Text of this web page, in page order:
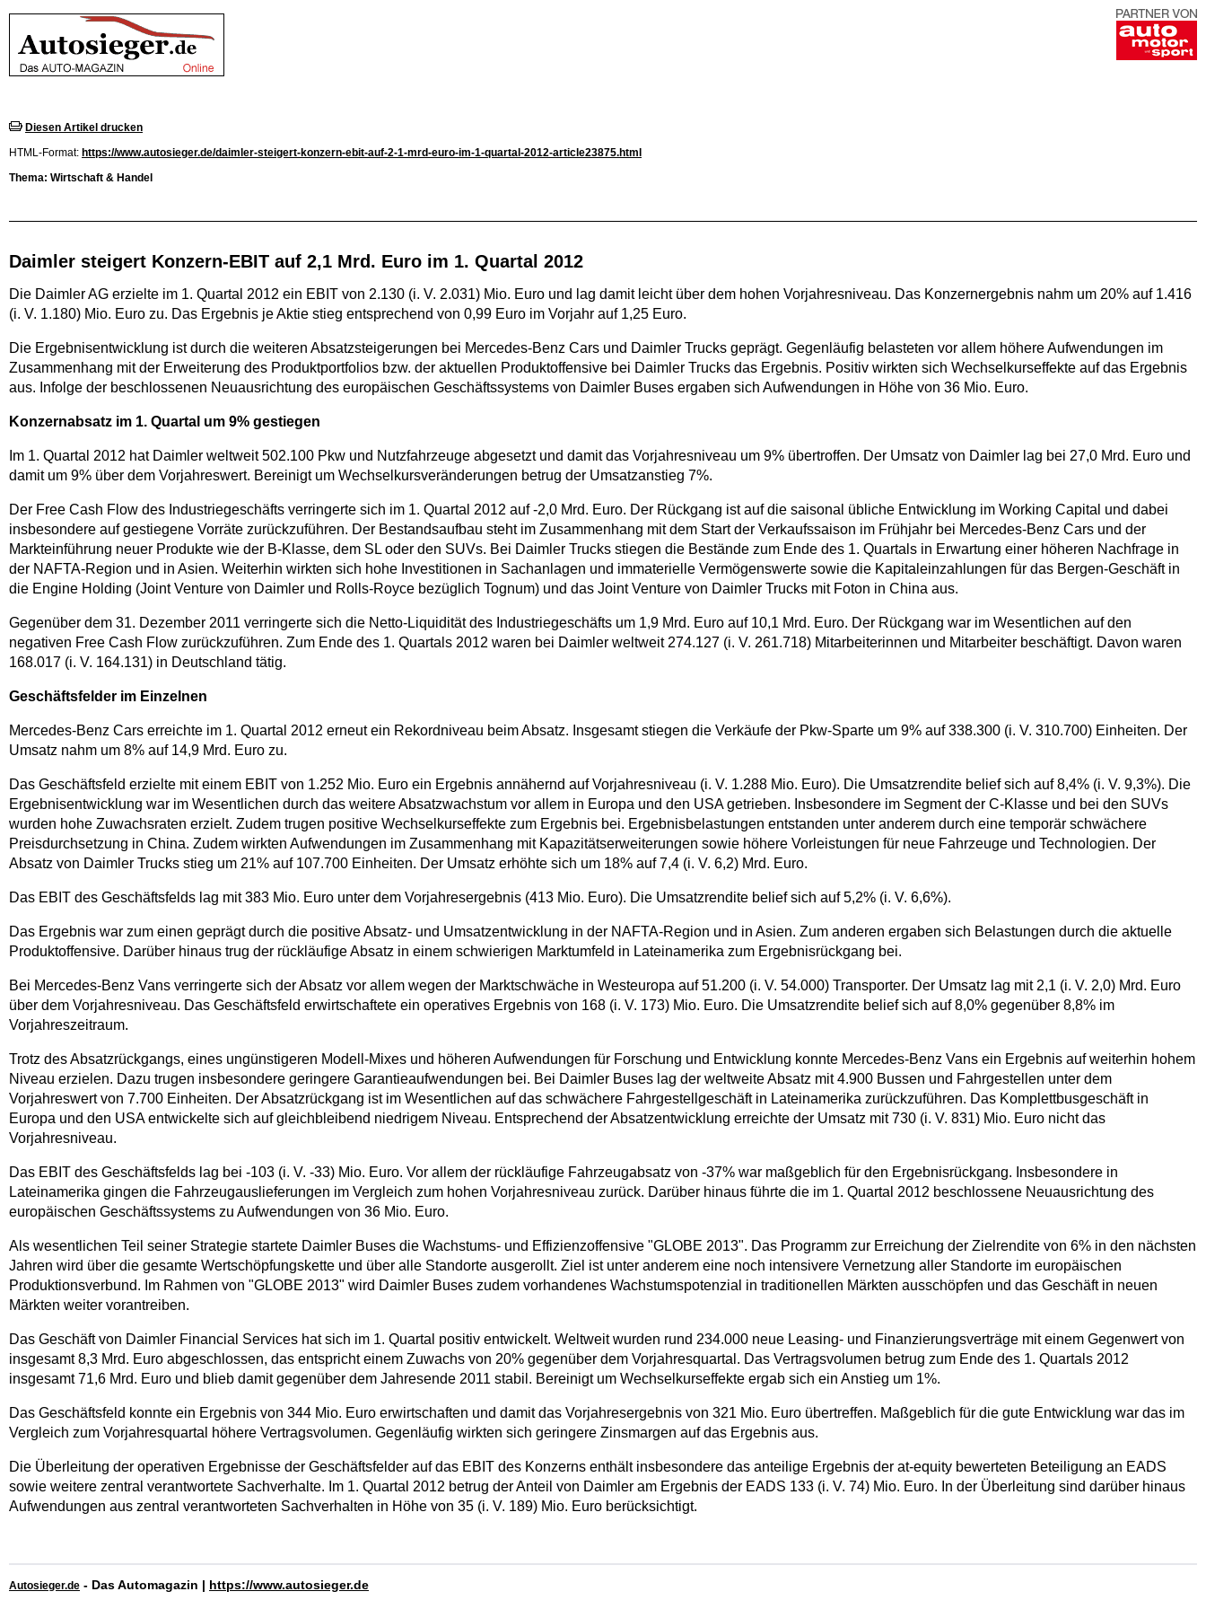
Diesen Artikel drucken
HTML-Format: https://www.autosieger.de/daimler-steigert-konzern-ebit-auf-2-1-mrd-euro-im-1-quartal-2012-article23875.html
Thema: Wirtschaft & Handel
Daimler steigert Konzern-EBIT auf 2,1 Mrd. Euro im 1. Quartal 2012
Die Daimler AG erzielte im 1. Quartal 2012 ein EBIT von 2.130 (i. V. 2.031) Mio. Euro und lag damit leicht über dem hohen Vorjahresniveau. Das Konzernergebnis nahm um 20% auf 1.416
(i. V. 1.180) Mio. Euro zu. Das Ergebnis je Aktie stieg entsprechend von 0,99 Euro im Vorjahr auf 1,25 Euro.
Die Ergebnisentwicklung ist durch die weiteren Absatzsteigerungen bei Mercedes-Benz Cars und Daimler Trucks geprägt. Gegenläufig belasteten vor allem höhere Aufwendungen im
Zusammenhang mit der Erweiterung des Produktportfolios bzw. der aktuellen Produktoffensive bei Daimler Trucks das Ergebnis. Positiv wirkten sich Wechselkurseffekte auf das Ergebnis
aus. Infolge der beschlossenen Neuausrichtung des europäischen Geschäftssystems von Daimler Buses ergaben sich Aufwendungen in Höhe von 36 Mio. Euro.
Konzernabsatz im 1. Quartal um 9% gestiegen
Im 1. Quartal 2012 hat Daimler weltweit 502.100 Pkw und Nutzfahrzeuge abgesetzt und damit das Vorjahresniveau um 9% übertroffen. Der Umsatz von Daimler lag bei 27,0 Mrd. Euro und
damit um 9% über dem Vorjahreswert. Bereinigt um Wechselkursveränderungen betrug der Umsatzanstieg 7%.
Der Free Cash Flow des Industriegeschäfts verringerte sich im 1. Quartal 2012 auf -2,0 Mrd. Euro. Der Rückgang ist auf die saisonal übliche Entwicklung im Working Capital und dabei
insbesondere auf gestiegene Vorräte zurückzuführen. Der Bestandsaufbau steht im Zusammenhang mit dem Start der Verkaufssaison im Frühjahr bei Mercedes-Benz Cars und der
Markteinführung neuer Produkte wie der B-Klasse, dem SL oder den SUVs. Bei Daimler Trucks stiegen die Bestände zum Ende des 1. Quartals in Erwartung einer höheren Nachfrage in
der NAFTA-Region und in Asien. Weiterhin wirkten sich hohe Investitionen in Sachanlagen und immaterielle Vermögenswerte sowie die Kapitaleinzahlungen für das Bergen-Geschäft in
die Engine Holding (Joint Venture von Daimler und Rolls-Royce bezüglich Tognum) und das Joint Venture von Daimler Trucks mit Foton in China aus.
Gegenüber dem 31. Dezember 2011 verringerte sich die Netto-Liquidität des Industriegeschäfts um 1,9 Mrd. Euro auf 10,1 Mrd. Euro. Der Rückgang war im Wesentlichen auf den
negativen Free Cash Flow zurückzuführen. Zum Ende des 1. Quartals 2012 waren bei Daimler weltweit 274.127 (i. V. 261.718) Mitarbeiterinnen und Mitarbeiter beschäftigt. Davon waren
168.017 (i. V. 164.131) in Deutschland tätig.
Geschäftsfelder im Einzelnen
Mercedes-Benz Cars erreichte im 1. Quartal 2012 erneut ein Rekordniveau beim Absatz. Insgesamt stiegen die Verkäufe der Pkw-Sparte um 9% auf 338.300 (i. V. 310.700) Einheiten. Der
Umsatz nahm um 8% auf 14,9 Mrd. Euro zu.
Das Geschäftsfeld erzielte mit einem EBIT von 1.252 Mio. Euro ein Ergebnis annähernd auf Vorjahresniveau (i. V. 1.288 Mio. Euro). Die Umsatzrendite belief sich auf 8,4% (i. V. 9,3%). Die
Ergebnisentwicklung war im Wesentlichen durch das weitere Absatzwachstum vor allem in Europa und den USA getrieben. Insbesondere im Segment der C-Klasse und bei den SUVs
wurden hohe Zuwachsraten erzielt. Zudem trugen positive Wechselkurseffekte zum Ergebnis bei. Ergebnisbelastungen entstanden unter anderem durch eine temporär schwächere
Preisdurchsetzung in China. Zudem wirkten Aufwendungen im Zusammenhang mit Kapazitätserweiterungen sowie höhere Vorleistungen für neue Fahrzeuge und Technologien. Der
Absatz von Daimler Trucks stieg um 21% auf 107.700 Einheiten. Der Umsatz erhöhte sich um 18% auf 7,4 (i. V. 6,2) Mrd. Euro.
Das EBIT des Geschäftsfelds lag mit 383 Mio. Euro unter dem Vorjahresergebnis (413 Mio. Euro). Die Umsatzrendite belief sich auf 5,2% (i. V. 6,6%).
Das Ergebnis war zum einen geprägt durch die positive Absatz- und Umsatzentwicklung in der NAFTA-Region und in Asien. Zum anderen ergaben sich Belastungen durch die aktuelle
Produktoffensive. Darüber hinaus trug der rückläufige Absatz in einem schwierigen Marktumfeld in Lateinamerika zum Ergebnisrückgang bei.
Bei Mercedes-Benz Vans verringerte sich der Absatz vor allem wegen der Marktschwäche in Westeuropa auf 51.200 (i. V. 54.000) Transporter. Der Umsatz lag mit 2,1 (i. V. 2,0) Mrd. Euro
über dem Vorjahresniveau. Das Geschäftsfeld erwirtschaftete ein operatives Ergebnis von 168 (i. V. 173) Mio. Euro. Die Umsatzrendite belief sich auf 8,0% gegenüber 8,8% im
Vorjahreszeitraum.
Trotz des Absatzrückgangs, eines ungünstigeren Modell-Mixes und höheren Aufwendungen für Forschung und Entwicklung konnte Mercedes-Benz Vans ein Ergebnis auf weiterhin hohem
Niveau erzielen. Dazu trugen insbesondere geringere Garantieaufwendungen bei. Bei Daimler Buses lag der weltweite Absatz mit 4.900 Bussen und Fahrgestellen unter dem
Vorjahreswert von 7.700 Einheiten. Der Absatzrückgang ist im Wesentlichen auf das schwächere Fahrgestellgeschäft in Lateinamerika zurückzuführen. Das Komplettbusgeschäft in
Europa und den USA entwickelte sich auf gleichbleibend niedrigem Niveau. Entsprechend der Absatzentwicklung erreichte der Umsatz mit 730 (i. V. 831) Mio. Euro nicht das
Vorjahresniveau.
Das EBIT des Geschäftsfelds lag bei -103 (i. V. -33) Mio. Euro. Vor allem der rückläufige Fahrzeugabsatz von -37% war maßgeblich für den Ergebnisrückgang. Insbesondere in
Lateinamerika gingen die Fahrzeugauslieferungen im Vergleich zum hohen Vorjahresniveau zurück. Darüber hinaus führte die im 1. Quartal 2012 beschlossene Neuausrichtung des
europäischen Geschäftssystems zu Aufwendungen von 36 Mio. Euro.
Als wesentlichen Teil seiner Strategie startete Daimler Buses die Wachstums- und Effizienzoffensive "GLOBE 2013". Das Programm zur Erreichung der Zielrendite von 6% in den nächsten
Jahren wird über die gesamte Wertschöpfungskette und über alle Standorte ausgerollt. Ziel ist unter anderem eine noch intensivere Vernetzung aller Standorte im europäischen
Produktionsverbund. Im Rahmen von "GLOBE 2013" wird Daimler Buses zudem vorhandenes Wachstumspotenzial in traditionellen Märkten ausschöpfen und das Geschäft in neuen
Märkten weiter vorantreiben.
Das Geschäft von Daimler Financial Services hat sich im 1. Quartal positiv entwickelt. Weltweit wurden rund 234.000 neue Leasing- und Finanzierungsverträge mit einem Gegenwert von
insgesamt 8,3 Mrd. Euro abgeschlossen, das entspricht einem Zuwachs von 20% gegenüber dem Vorjahresquartal. Das Vertragsvolumen betrug zum Ende des 1. Quartals 2012
insgesamt 71,6 Mrd. Euro und blieb damit gegenüber dem Jahresende 2011 stabil. Bereinigt um Wechselkurseffekte ergab sich ein Anstieg um 1%.
Das Geschäftsfeld konnte ein Ergebnis von 344 Mio. Euro erwirtschaften und damit das Vorjahresergebnis von 321 Mio. Euro übertreffen. Maßgeblich für die gute Entwicklung war das im
Vergleich zum Vorjahresquartal höhere Vertragsvolumen. Gegenläufig wirkten sich geringere Zinsmargen auf das Ergebnis aus.
Die Überleitung der operativen Ergebnisse der Geschäftsfelder auf das EBIT des Konzerns enthält insbesondere das anteilige Ergebnis der at-equity bewerteten Beteiligung an EADS
sowie weitere zentral verantwortete Sachverhalte. Im 1. Quartal 2012 betrug der Anteil von Daimler am Ergebnis der EADS 133 (i. V. 74) Mio. Euro. In der Überleitung sind darüber hinaus
Aufwendungen aus zentral verantworteten Sachverhalten in Höhe von 35 (i. V. 189) Mio. Euro berücksichtigt.
Autosieger.de - Das Automagazin | https://www.autosieger.de